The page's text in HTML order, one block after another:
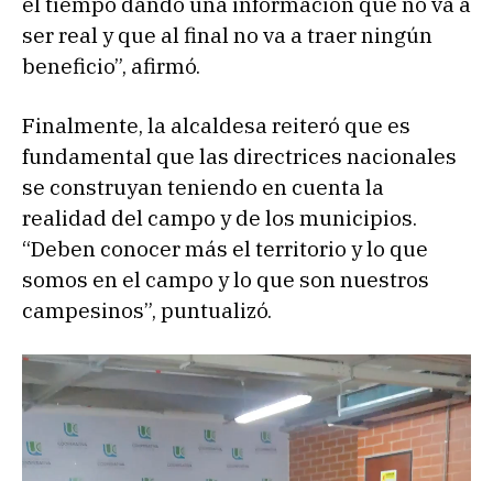
ser real y que al final no va a traer ningún
beneficio”, afirmó.
Finalmente, la alcaldesa reiteró que es
fundamental que las directrices nacionales
se construyan teniendo en cuenta la
realidad del campo y de los municipios.
“Deben conocer más el territorio y lo que
somos en el campo y lo que son nuestros
campesinos”, puntualizó.